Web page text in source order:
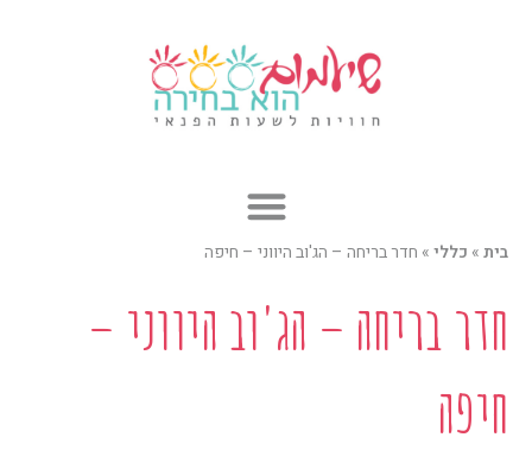
בית» כללי» חדר בריחה – הג'וב היווני – חיפה
חדר בריחה – הג'וב היווני –
חיפה